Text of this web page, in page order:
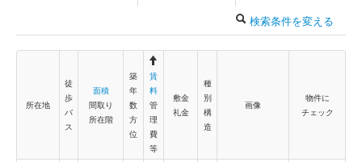
検索条件を変える
所在地
徒
歩
バ
ス
面積
間取り
所在階
築
年
数
方
位
賃
料
管
理
費
等
敷金
礼金
種
別
構
造
画像
物件に
チェック